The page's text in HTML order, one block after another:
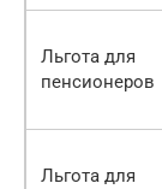
Льгота для
пенсионеров
Льгота для